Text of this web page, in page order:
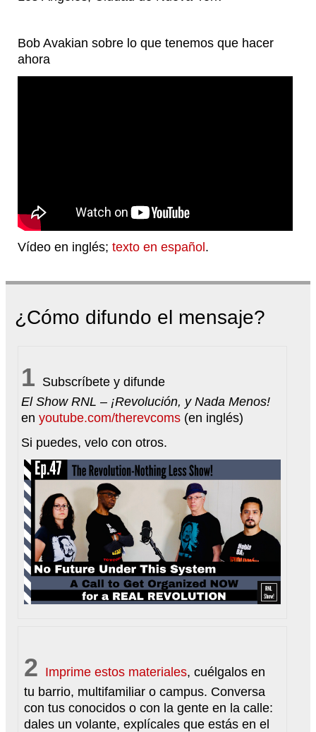
Bob Avakian sobre lo que tenemos que hacer
ahora
Vídeo en inglés; texto en español.
¿Cómo difundo el mensaje?
1 Subscríbete y difunde
El Show RNL – ¡Revolución, y Nada Menos!
en youtube.com/therevcoms(en inglés)
Si puedes, velo con otros.
2 Imprime estos materiales, cuélgalos en
tu barrio, multifamiliar o campus. Conversa
con tus conocidos o con la gente en la calle:
dales un volante, explícales que estás en el